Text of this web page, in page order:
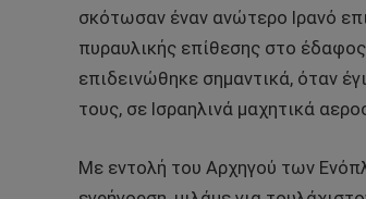
σκότωσαν έναν ανώτερο Ιρανό
πυραυλικής επίθεσης στο
επιδεινώθηκε σημαντικά, όταν
τους, σε Ισραηλινά μαχητικά
Με εντολή του Αρχηγού των